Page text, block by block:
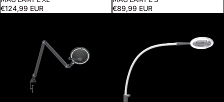
€124,99 EUR
€89,99 EUR